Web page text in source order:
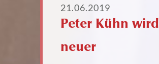
21.06.2019
Peter Kühn wird
neuer